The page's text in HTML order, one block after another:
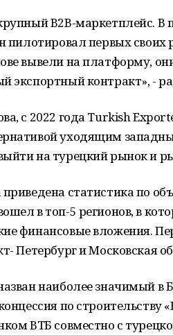
B2B-маркетплейс.
пилотировал первых
вывели на платформу,
экспортный контракт», -
с 2022 года Turkish
уходящим
на турецкий рынок и
статистика по
в топ-5 регионов, в
финансовые вложения.
Петербург и Московская
наиболее значимый в
по
ВТБ совместно с